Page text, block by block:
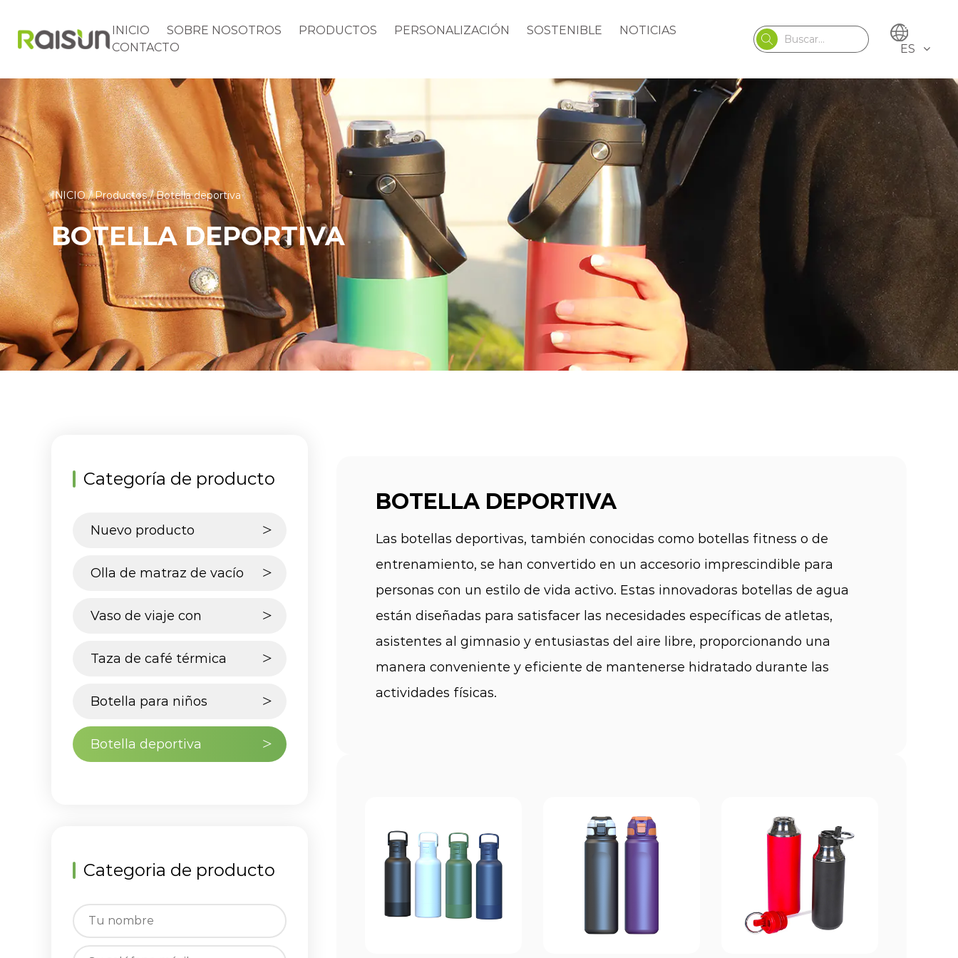
INICIO SOBRE NOSOTROS PRODUCTOS PERSONALIZACIÓN SOSTENIBLE
NOTICIAS
CONTACTO
ES
INICIO/Productos/Botella deportiva
BOTELLA DEPORTIVA
Categoría de producto
Nuevo producto
Olla de matraz de vacío
Vaso de viaje con
aislamiento al vacío
Taza de café térmica
Botella para niños
Botella deportiva
Categoria de producto
BOTELLA DEPORTIVA
Las botellas deportivas, también conocidas como botellas fitness o de
entrenamiento, se han convertido en un accesorio imprescindible para
personas con un estilo de vida activo. Estas innovadoras botellas de agua
están diseñadas para satisfacer las necesidades específicas de atletas,
asistentes al gimnasio y entusiastas del aire libre, proporcionando una
manera conveniente y eficiente de mantenerse hidratado durante las
actividades físicas.
Estos materiales se eligen por su capacidad para soportar los rigores del
uso diario y, al mismo tiempo, por proporcionar excelentes propiedades de
aislamiento. La construcción de doble pared de algunas botellas deportivas
ofrece aislamiento adicional, manteniendo las bebidas frías o calientes
durante períodos más prolongados.